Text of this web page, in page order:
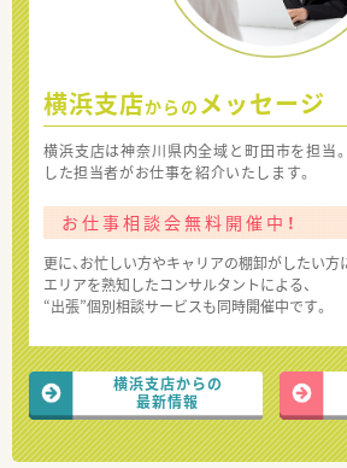
横浜支店からの メッセージ
横浜支店は神奈川県内全域と町田市を担当
した担当者がお仕事を紹介いたします。
お仕事相談会無料開催中！
更に、お忙しい方やキャリアの棚卸がしたい方
エリアを熟知したコンサルタントによる、
“出張”個別相談サービスも同時開催中です。
横浜支店からの
最新情報